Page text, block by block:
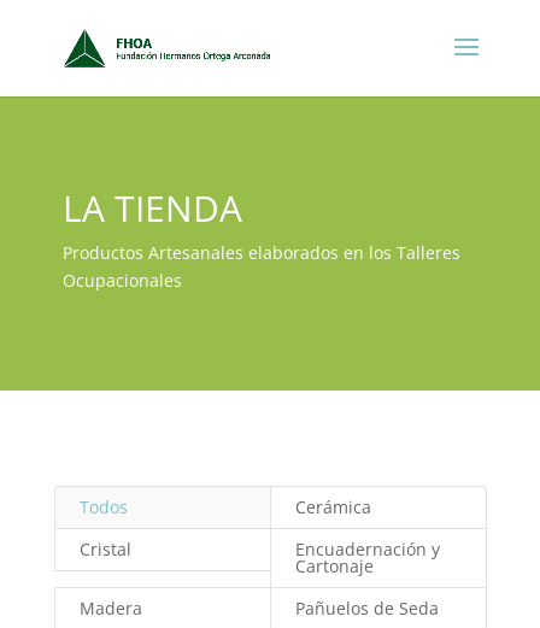
LA TIENDA
Productos Artesanales elaborados en los Talleres
Ocupacionales
Todos
Cerámica
Cristal
Encuadernación y
Cartonaje
Madera
Pañuelos de Seda